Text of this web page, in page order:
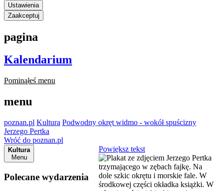
Ustawienia
Zaakceptuj
pagina
Kalendarium
Pominąłeś menu
menu
poznan.pl Kultura Podwodny okręt widmo - wokół spuścizny
Jerzego Pertka
Wróć do poznan.pl
Kultura
Menu
Polecane wydarzenia
Powiększ tekst